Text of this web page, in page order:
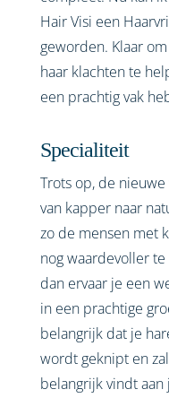
Hair Visi een
geworden. Klaar
haar klachten te
een prachtig vak
Specialiteit
Trots op, de
van kapper naar
zo de mensen met
nog waardevoller
dan ervaar je een
in een prachtige
belangrijk dat je
wordt geknipt en
belangrijk vindt